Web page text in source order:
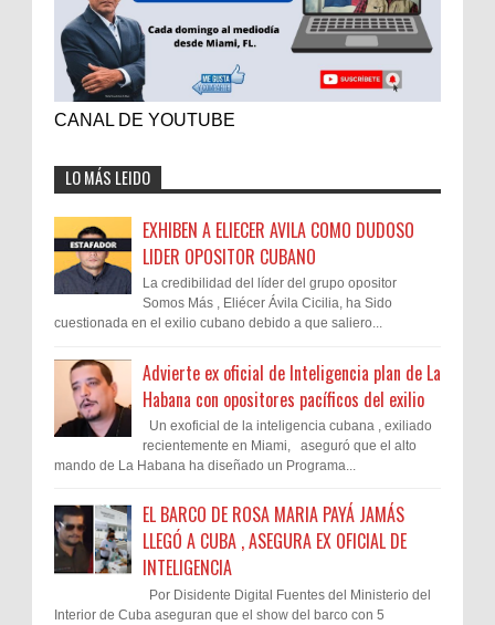
CANAL DE YOUTUBE
LO MÁS LEIDO
EXHIBEN A ELIECER AVILA COMO DUDOSO
LIDER OPOSITOR CUBANO
La credibilidad del líder del grupo opositor
Somos Más , Eliécer Ávila Cicilia, ha Sido
cuestionada en el exilio cubano debido a que saliero...
Advierte ex oficial de Inteligencia plan de La
Habana con opositores pacíficos del exilio
Un exoficial de la inteligencia cubana , exiliado
recientemente en Miami, aseguró que el alto
mando de La Habana ha diseñado un Programa...
EL BARCO DE ROSA MARIA PAYÁ JAMÁS
LLEGÓ A CUBA , ASEGURA EX OFICIAL DE
INTELIGENCIA
Por Disidente Digital Fuentes del Ministerio del
Interior de Cuba aseguran que el show del barco con 5